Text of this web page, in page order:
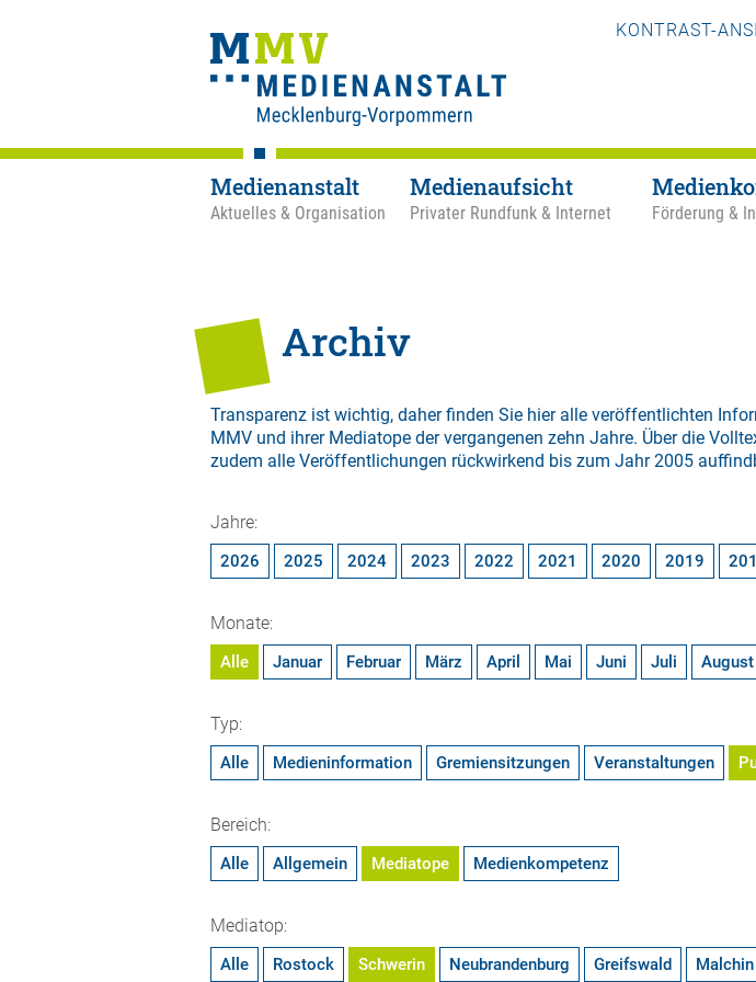
KONTRAST-
Medienanstalt
Aktuelles & Organisation
Medienaufsicht
Privater Rundfunk & Internet Förderung &
Archiv
Transparenz ist wichtig, daher finden Sie hier alle veröffentlichten
MMV und ihrer Mediatope der vergangenen zehn Jahre. Über die
zudem alle Veröffentlichungen rückwirkend bis zum Jahr 2005
Jahre:
2026 2025 2024 2023 2022 2021 2020 2019
Monate:
Alle Januar Februar März April Mai Juni Juli August
Typ:
Alle Medieninformation Gremiensitzungen Veranstaltungen
Bereich:
Alle Allgemein Mediatope Medienkompetenz
Mediatop:
Alle Rostock Schwerin Neubrandenburg Greifswald Malchin